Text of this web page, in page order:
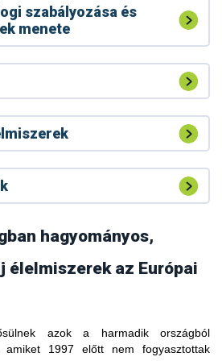
szabályozása és
menete
hagyományos,
élelmiszerek az Európai
azok a harmadik országból
amiket 1997 előtt nem fogyasztottak
forrázatot (tea) hagyományos italként
Dél-Szudánban, Libériában,